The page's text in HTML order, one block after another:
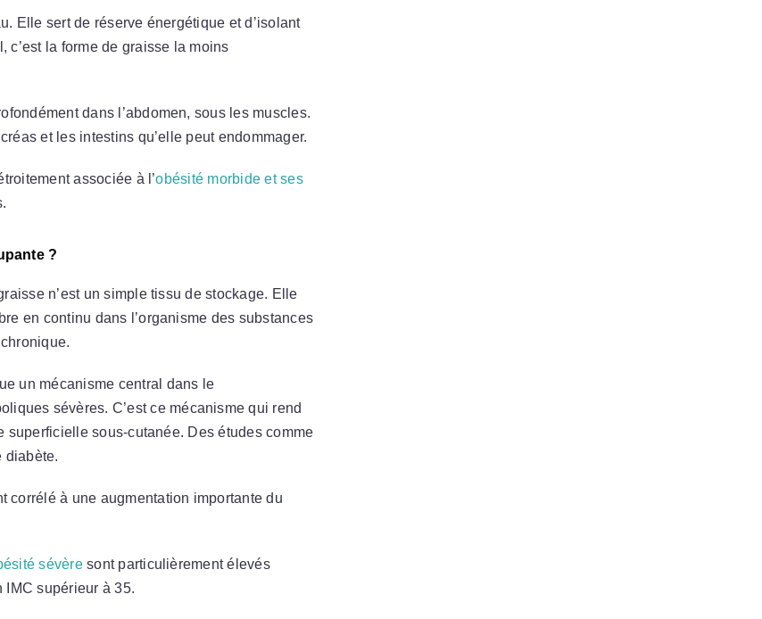
Elle sert de réserve énergétique et d’isolant
c’est la forme de graisse la moins
dans l’abdomen, sous les muscles.
et les intestins qu’elle peut endommager.
associée à l’obésité morbide et ses
?
n’est un simple tissu de stockage. Elle
en continu dans l’organisme des substances
un mécanisme central dans le
sévères. C’est ce mécanisme qui rend
sous-cutanée. Des études comme
diabète.
corrélé à une augmentation importante du
sévèresont particulièrement élevés
IMC supérieur à 35.